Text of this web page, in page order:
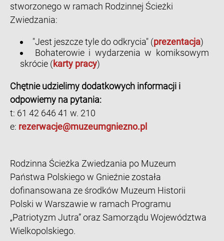
stworzonego w ramach Rodzinnej Ścieżki
Zwiedzania:
"Jest jeszcze tyle do odkrycia" (prezentacja)
Bohaterowie i wydarzenia w komiksowym
skrócie (karty pracy)
Chętnie udzielimy dodatkowych informacji i
odpowiemy na pytania:
t: 61 42 646 41 w. 210
e: rezerwacje@muzeumgniezno.pl
Rodzinna Ścieżka Zwiedzania po Muzeum
Państwa Polskiego w Gnieźnie została
dofinansowana ze środków Muzeum Historii
Polski w Warszawie w ramach Programu
„Patriotyzm Jutra” oraz Samorządu Województwa
Wielkopolskiego.